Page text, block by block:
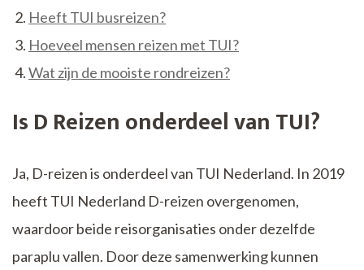
Heeft TUI busreizen?
Hoeveel mensen reizen met TUI?
Wat zijn de mooiste rondreizen?
Is D Reizen onderdeel van TUI?
Ja, D-reizen is onderdeel van TUI Nederland. In 2019
heeft TUI Nederland D-reizen overgenomen,
waardoor beide reisorganisaties onder dezelfde
paraplu vallen. Door deze samenwerking kunnen